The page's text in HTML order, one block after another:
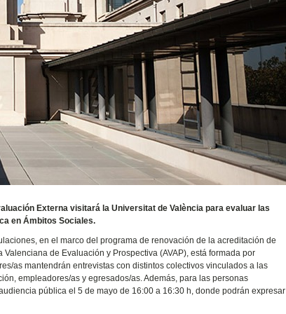
Externa visitará la Universitat de València para evaluar las
en Ámbitos Sociales.
en el marco del programa de renovación de la acreditación de
de Evaluación y Prospectiva (AVAP), está formada por
as mantendrán entrevistas con distintos colectivos vinculados a las
empleadores/as y egresados/as. Además, para las personas
pública el 5 de mayo de 16:00 a 16:30 h, donde podrán expresar